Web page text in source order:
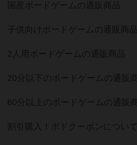
国産ボードゲームの通販商品
子供向けボードゲームの通販商品
2人用ボードゲームの通販商品
20分以下のボードゲームの通販
60分以上のボードゲームの通販
割引購入！ボドクーポンについて